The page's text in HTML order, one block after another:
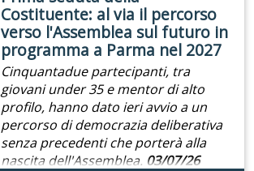
Costituente: al via il percorso
verso l'Assemblea sul futuro in
programma a Parma nel 2027
Cinquantadue partecipanti, tra
giovani under 35 e mentor di alto
profilo, hanno dato ieri avvio a un
percorso di democrazia deliberativa
senza precedenti che porterà alla
nascita dell'Assemblea. 03/07/26